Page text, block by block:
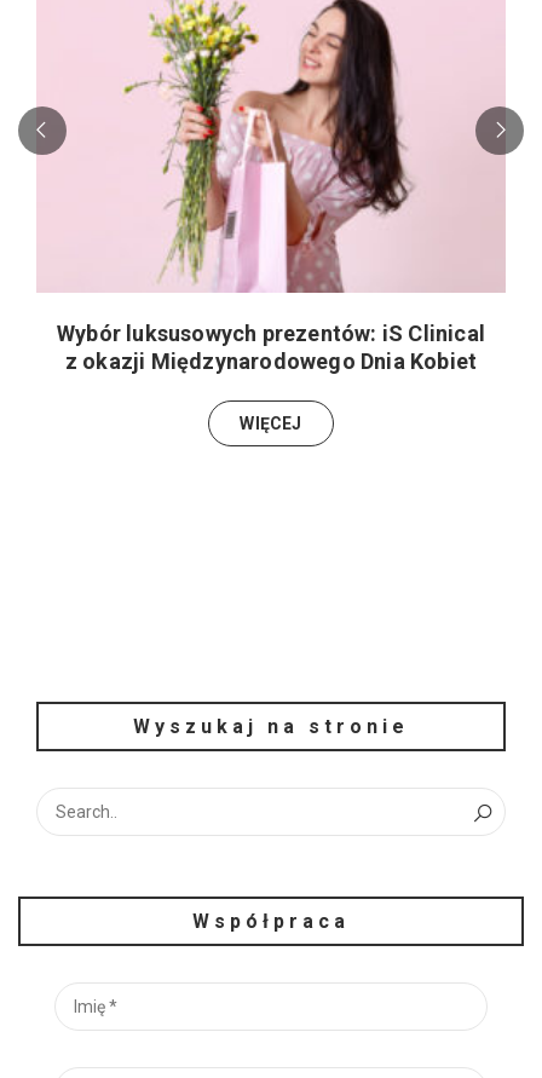
Wybór luksusowych prezentów: iS Clinical
z okazji Międzynarodowego Dnia Kobiet
WIĘCEJ
Wyszukaj na stronie
Współpraca